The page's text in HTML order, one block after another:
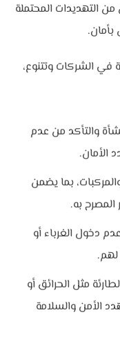
التهديدات المحتملة
بأمان.
الشركات وتتنوع،
والتأكد من عدم
الأمان.
بما يضمن
به.
دخول الغرباء أو
مثل الحرائق أو
الأمن والسلامة